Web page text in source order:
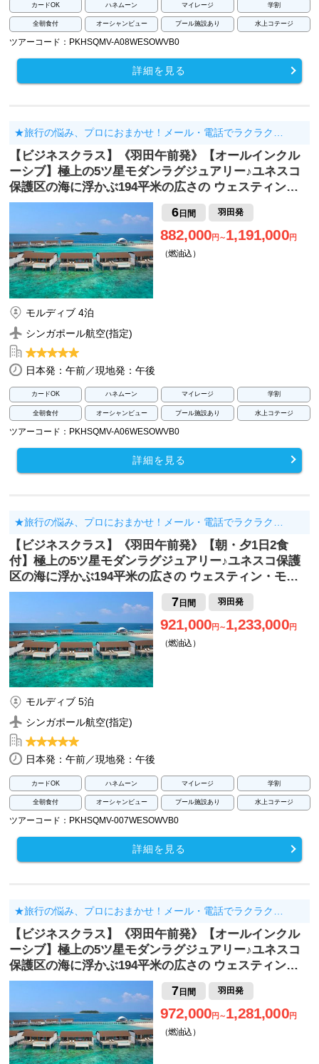
カードOK ハネムーン マイレージ 学割
全朝食付 オーシャンビュー プール施設あり 水上コテージ
ツアーコード：PKHSQMV-A08WESOWVB0
詳細を見る
★旅行の悩み、プロにおまかせ！メール・電話でラクラク…
【ビジネスクラス】《羽田午前発》【オールインクル
ーシブ】極上の5ツ星モダンラグジュアリー♪ユネスコ
保護区の海に浮かぶ194平米の広さの ウェスティン…
6日間 羽田発
882,000円～1,191,000円
（燃油込）
モルディブ 4泊
シンガポール航空(指定)
日本発：午前／現地発：午後
カードOK ハネムーン マイレージ 学割
全朝食付 オーシャンビュー プール施設あり 水上コテージ
ツアーコード：PKHSQMV-A06WESOWVB0
詳細を見る
★旅行の悩み、プロにおまかせ！メール・電話でラクラク…
【ビジネスクラス】《羽田午前発》【朝・夕1日2食
付】極上の5ツ星モダンラグジュアリー♪ユネスコ保護
区の海に浮かぶ194平米の広さの ウェスティン・モ…
7 日間 羽田発
921,000円～1,233,000円
（燃油込）
モルディブ 5泊
シンガポール航空(指定)
日本発：午前／現地発：午後
カードOK ハネムーン マイレージ 学割
全朝食付 オーシャンビュー プール施設あり 水上コテージ
ツアーコード：PKHSQMV-007WESOWVB0
詳細を見る
★旅行の悩み、プロにおまかせ！メール・電話でラクラク…
【ビジネスクラス】《羽田午前発》【オールインクル
ーシブ】極上の5ツ星モダンラグジュアリー♪ユネスコ
保護区の海に浮かぶ194平米の広さの ウェスティン…
7 日間 羽田発
972,000円～1,281,000円
（燃油込）